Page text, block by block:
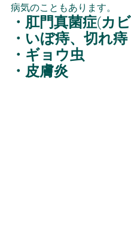
病気のこともあります。
・肛門真菌症(カ
・いぼ痔、切れ痔
・ギョウ虫
・皮膚炎